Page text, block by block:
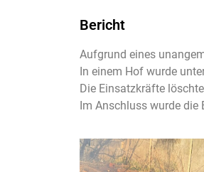
Bericht
Aufgrund eines
In einem Hof wurde
Die Einsatzkräfte
Im Anschluss wurde die